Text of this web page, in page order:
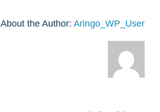
About the Author: Aringo_WP_User